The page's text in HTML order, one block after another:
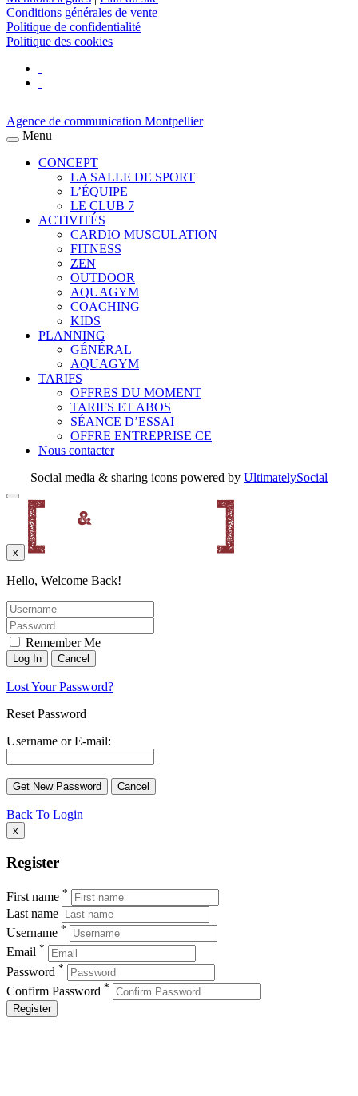
Conditions générales de vente
Politique de confidentialité
Politique des cookies
Agence de communication Montpellier
Menu
CONCEPT
LA SALLE DE SPORT
L’ÉQUIPE
LE CLUB 7
ACTIVITÉS
CARDIO MUSCULATION
FITNESS
ZEN
OUTDOOR
AQUAGYM
COACHING
KIDS
PLANNING
GÉNÉRAL
AQUAGYM
TARIFS
OFFRES DU MOMENT
TARIFS ET ABOS
SÉANCE D’ESSAI
OFFRE ENTREPRISE CE
Nous contacter
Social media & sharing icons powered by UltimatelySocial
x
Hello, Welcome Back!
Remember Me
Lost Your Password?
Reset Password
Username or E-mail:
Back To Login
x
Register
First name *
Last name
Username *
Email *
Password *
Confirm Password *
Register